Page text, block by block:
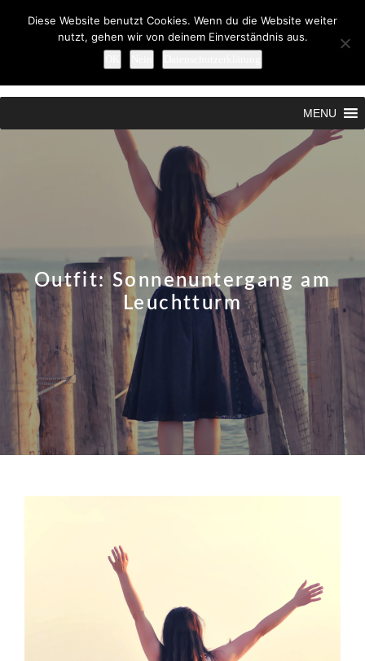
MENU
Outfit: Sonnenuntergang am
Leuchtturm
Diese Website benutzt Cookies. Wenn du die Website weiter
nutzt, gehen wir von deinem Einverständnis aus.